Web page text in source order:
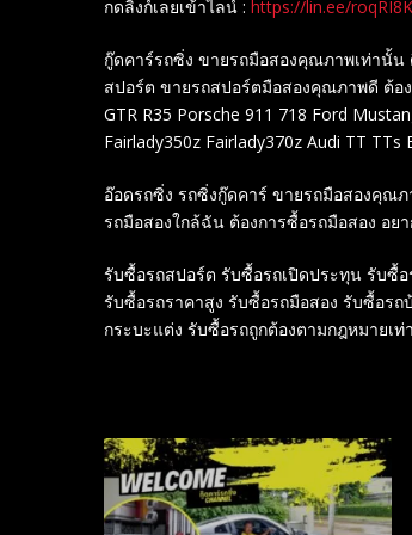
กดลิงก์เลยเข้าไลน์ : https://lin.ee/roqRI8K
กู๊ดคาร์รถซิ่ง ขายรถมือสองคุณภาพเท่านั้
สปอร์ต ขายรถสปอร์ตมือสองคุณภาพดี ต้อ
GTR R35 Porsche 911 718 Ford
Fairlady350z Fairlady370z Audi TT
อ๊อดรถซิ่ง รถซิ่งกู๊ดคาร์ ขายรถมือสองคุณ
รถมือสองใกล้ฉัน ต้องการซื้อรถมือสอง อ
รับซื้อรถสปอร์ต รับซื้อรถเปิดประทุน รับซื้
รับซื้อรถราคาสูง รับซื้อรถมือสอง รับซื้อร
กระบะแต่ง รับซื้อรถถูกต้องตามกฎหมายเ